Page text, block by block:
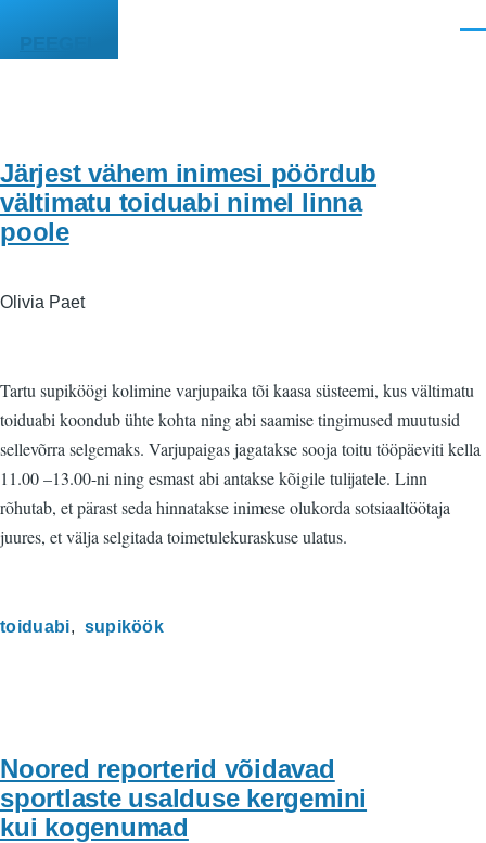
PEEGEL
Järjest vähem inimesi pöördub
vältimatu toiduabi nimel linna
poole
Olivia Paet
Tartu supiköögi kolimine varjupaika tõi kaasa süsteemi, kus vältimatu
toiduabi koondub ühte kohta ning abi saamise tingimused muutusid
sellevõrra selgemaks. Varjupaigas jagatakse sooja toitu tööpäeviti kella
11.00 –13.00-ni ning esmast abi antakse kõigile tulijatele. Linn
rõhutab, et pärast seda hinnatakse inimese olukorda sotsiaaltöötaja
juures, et välja selgitada toimetulekuraskuse ulatus.
toiduabi supiköök
Noored reporterid võidavad
sportlaste usalduse kergemini
kui kogenumad